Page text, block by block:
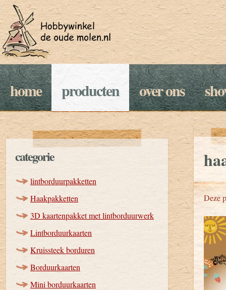
home producten over ons
categorie
lintborduurpakketten
Haakpakketten
3D kaartenpakket met lintborduurwerk
Lintborduurkaarten
Kruissteek borduren
Borduurkaarten
Mini borduurkaarten
Deze